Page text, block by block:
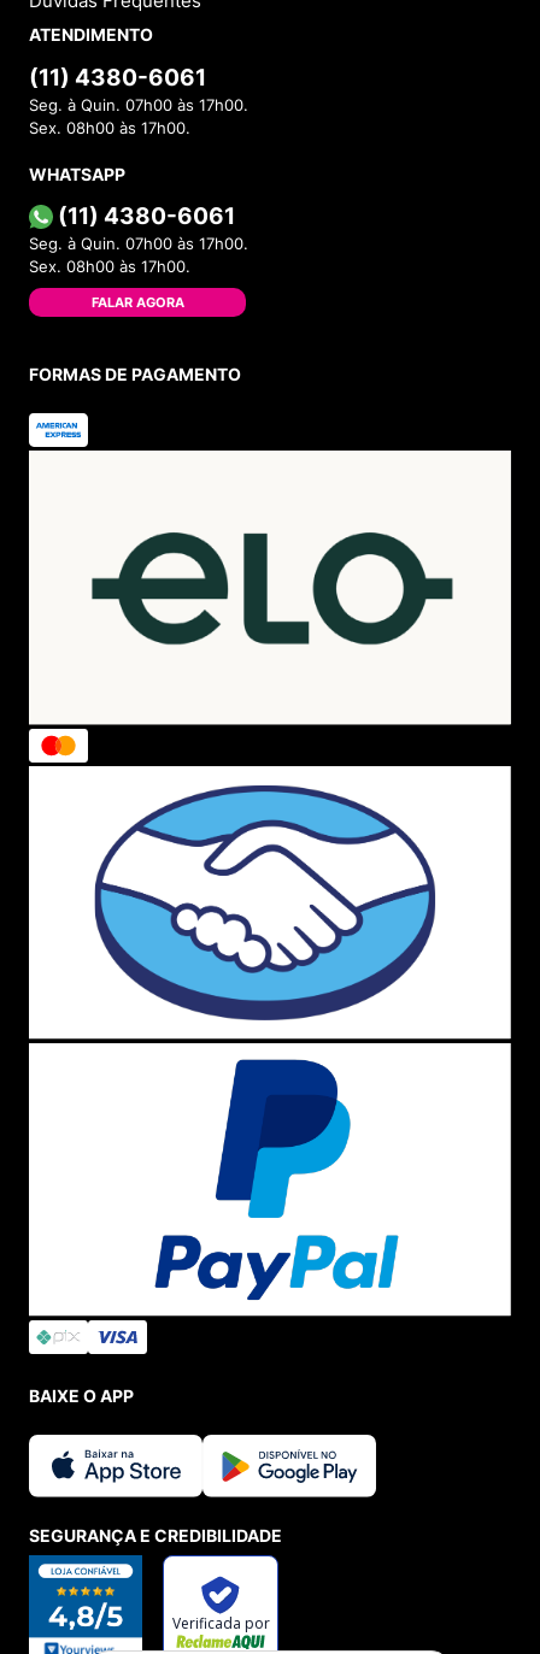
Avaliações
Ainda não foram feitas avaliações para este
produto, o que acha de deixar uma?
ESCREVER AVALIAÇÃO
Política de Privacidade
Política de Troca
Política de Entrega
VOCÊ
Cadastre-se
Meus Pedidos
Trocas e Devoluções
Como Comprar
Formas de Pagamento
Política de Troca
Dúvidas Frequentes
Seg. à Quin. 07h00 às 17h00.
(11) 4380-6061
Seg. à Quin. 07h00 às 17h00.
FALAR AGORA
FORMAS DE PAGAMENTO